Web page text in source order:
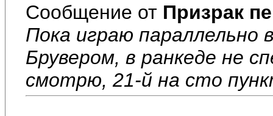
Сообщение от Призрак
Пока играю параллельно
Брувером, в ранкеде не
смотрю, 21-й на сто